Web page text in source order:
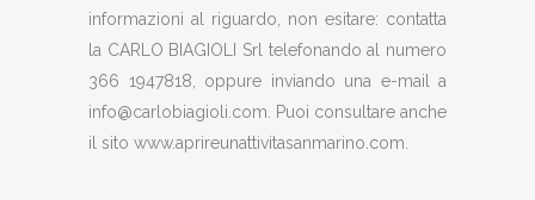
informazioni al riguardo, non esitare: contatta
la CARLO BIAGIOLI Srl telefonando al numero
366 1947818, oppure inviando una e-mail a
info@carlobiagioli.com. Puoi consultare anche
il sito www.aprireunattivitasanmarino.com.